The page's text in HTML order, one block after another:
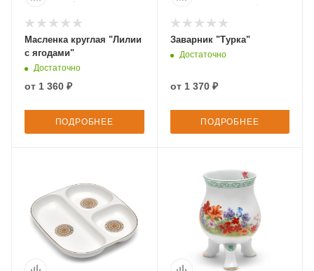
Масленка круглая "Лилии
с ягодами"
Достаточно
от 1 360 ₽
ПОДРОБНЕЕ
Заварник "Турка"
Достаточно
от 1 370 ₽
ПОДРОБНЕЕ